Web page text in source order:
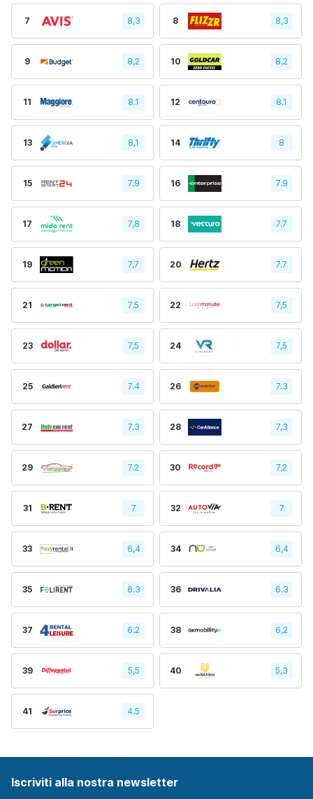
7 8,3 8 8,3
9 8,2 10 8,2
11 8.1 12 8.1
13 8,1 14 8
15 7.9 16 7.9
17 7,8 18 7.7
19 7,7 20 7.7
21 7.5 22 7,5
23 7,5 24 7,5
25 7.4 26 7.3
27 7.3 28 7,3
29 7.2 30 7.2
31 7 32 7
33 6,4 34 6,4
35 6.3 36 6.3
37 6.2 38 6,2
39 5,5 40 5,3
41 4.5
Iscriviti alla nostra newsletter